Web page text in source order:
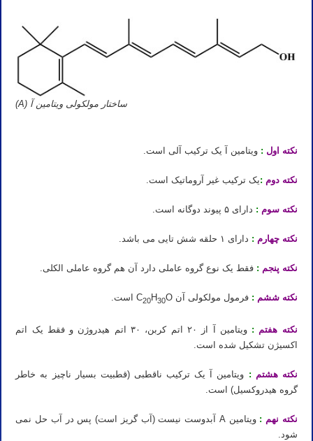
ساختار مولکولی ویتامین آ (A)
نکته اول : ویتامین آ یک ترکیب آلی است.
نکته دوم :یک ترکیب غیر آروماتیک است.
نکته سوم : دارای ۵ پیوند دوگانه است.
نکته چهارم : دارای ۱ حلقه شش تایی می باشد.
نکته پنجم : فقط یک نوع گروه عاملی دارد آن هم گروه عاملی الکلی.
نکته ششم : فرمول مولکولی آن C 20H30O است.
نکته هفتم :
ویتامین آ از ۲۰ اتم کربن، ۳۰ اتم هیدروژن و فقط یک اتم
اکسیژن تشکیل شده است.
نکته هشتم : ویتامین آ یک ترکیب ناقطبی (قطبیت بسیار ناچیز به خاطر
گروه هیدروکسیل) است.
نکته نهم :
ویتامین A آبدوست نیست (آب گریز است) پس در آب حل نمی
شود.